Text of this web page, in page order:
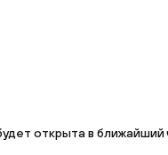
открыта в ближайший